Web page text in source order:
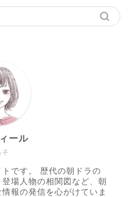
子
ール
です。 歴代の朝ドラの
場人物の相関図など、朝
報の発信を心がけていま